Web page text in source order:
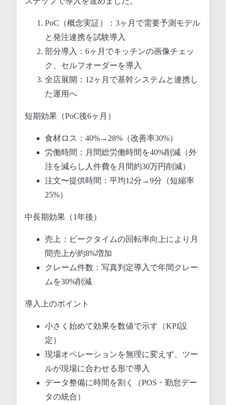
PoC（概念実証）：3ヶ月で需要予測モデル
と発注連携を試験導入
部分導入：6ヶ月でキッチンの画像チェッ
ク、セルフオーダーを導入
全店展開：12ヶ月で基幹システムと連携し
た運用へ
短期効果（PoC後6ヶ月）
食材ロス：40%→28%（改善率30%）
労働時間：月間総労働時間を40%削減（外
注を減らし人件費を月間約30万円削減）
注文〜提供時間：平均12分→9分（短縮率
25%）
中長期効果（1年後）
売上：ピークタイムの回転率向上により月
間売上が約8%増加
クレーム件数：写真判定導入で年間クレー
ムを30%削減
導入上のポイント
小さく始めて効果を数値で示す（KPI設
定）
現場オペレーションを無理に変えず、ツー
ルが現場に合わせる形で導入
データ整備に時間を割く（POS・勤怠デー
タの統合）